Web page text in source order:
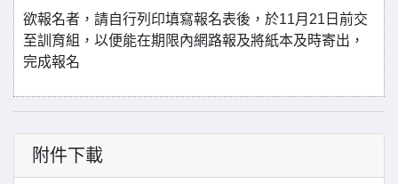
欲報名者，請自行列印填寫報名表後，於11月21日前交
至訓育組，以便能在期限內網路報及將紙本及時寄出，
完成報名
附件下載